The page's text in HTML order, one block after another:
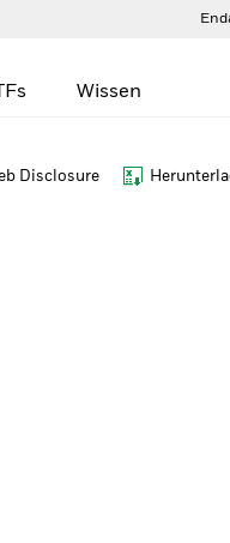
Wissen
Disclosure